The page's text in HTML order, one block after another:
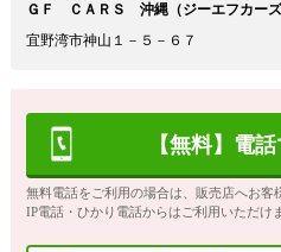
ＧＦ ＣＡＲＳ 沖縄（ジーエフカーズ
宜野湾市神山１－５－６７
【無料】電
無料電話をご利用の場合は、販売店へお客
IP電話・ひかり電話からはご利用いただけ